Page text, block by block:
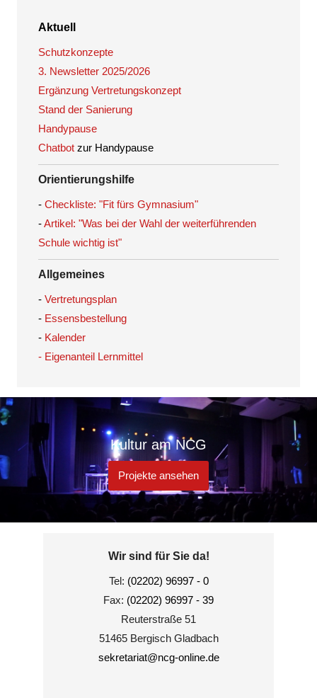
Aktuell
Schutzkonzepte
3. Newsletter 2025/2026
Ergänzung Vertretungskonzept
Stand der Sanierung
Handypause
Chatbotzur Handypause
Orientierungshilfe
- Checkliste: "Fit fürs Gymnasium"
-Artikel: "Was bei der Wahl der weiterführenden
Schule wichtig ist"
Allgemeines
- Vertretungsplan
- Essensbestellung
- Kalender
- Eigenanteil Lernmittel
Kultur am NCG
Projekte ansehen
Wir sind für Sie da!
Tel: (02202) 96997 - 0
Fax: (02202) 96997 - 39
Reuterstraße 51
51465 Bergisch Gladbach
sekretariat@ncg-online.de